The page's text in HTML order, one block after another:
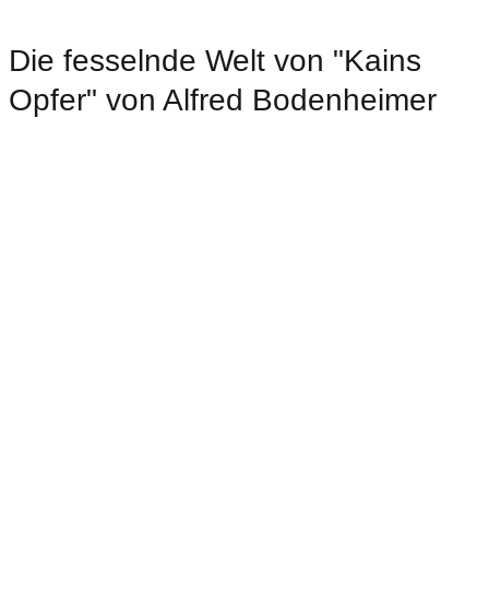
Die fesselnde Welt von "Kains
Opfer" von Alfred Bodenheimer